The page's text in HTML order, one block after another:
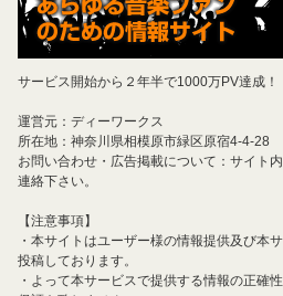
サービス開始から２年半で1000万PV達成！
運営元：ディーワークス
所在地：神奈川県相模原市緑区原宿4-4-28
お問い合わせ・広告掲載について：サイト
連絡下さい。
【注意事項】
・本サイトはユーザー様の情報提供及び本
投稿しております。
・よって本サービスで提供する情報の正確